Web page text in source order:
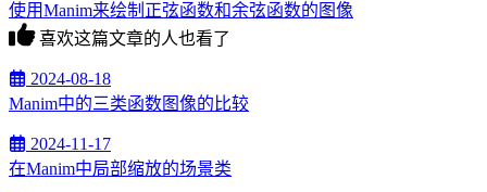
使用Manim来绘制正弦函数和余弦函数的图像
喜欢这篇文章的人也看了
2024-08-18
Manim中的三类函数图像的比较
2024-11-17
在Manim中局部缩放的场景类